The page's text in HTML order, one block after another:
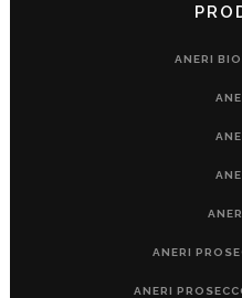
ANERI
ANERI
ANERI